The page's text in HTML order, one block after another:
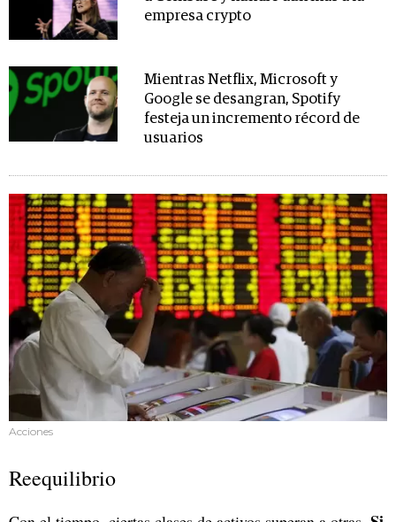
empresa crypto
Mientras Netflix, Microsoft y
Google se desangran, Spotify
festeja un incremento récord de
usuarios
Acciones
Reequilibrio